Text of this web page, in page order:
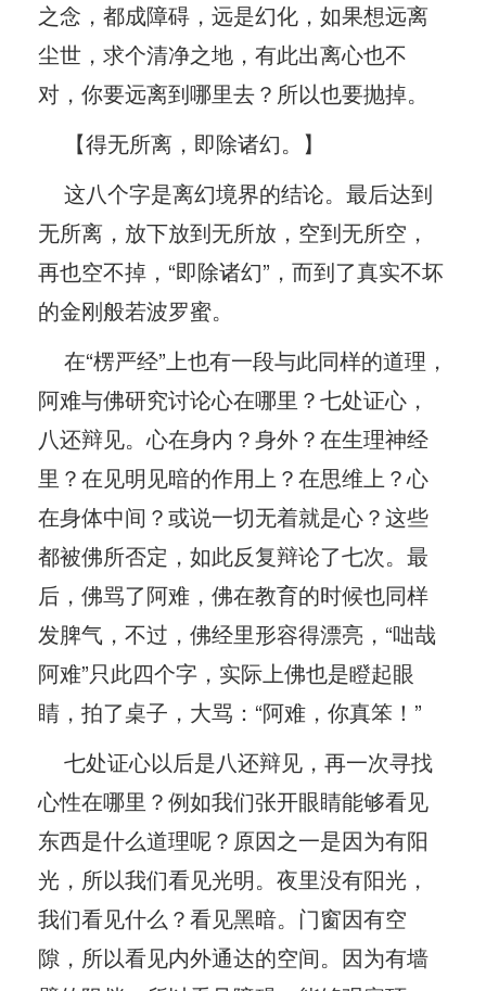
之念，都成障碍，远是幻化，如果想远离
尘世，求个清净之地，有此出离心也不
对，你要远离到哪里去？所以也要抛掉。
【得无所离，即除诸幻。】
这八个字是离幻境界的结论。最后达到
无所离，放下放到无所放，空到无所空，
再也空不掉，“即除诸幻”，而到了真实不坏
的金刚般若波罗蜜。
在“楞严经”上也有一段与此同样的道理，
阿难与佛研究讨论心在哪里？七处证心，
八还辩见。心在身内？身外？在生理神经
里？在见明见暗的作用上？在思维上？心
在身体中间？或说一切无着就是心？这些
都被佛所否定，如此反复辩论了七次。最
后，佛骂了阿难，佛在教育的时候也同样
发脾气，不过，佛经里形容得漂亮，“咄哉
阿难”只此四个字，实际上佛也是瞪起眼
睛，拍了桌子，大骂：“阿难，你真笨！”
七处证心以后是八还辩见，再一次寻找
心性在哪里？例如我们张开眼睛能够看见
东西是什么道理呢？原因之一是因为有阳
光，所以我们看见光明。夜里没有阳光，
我们看见什么？看见黑暗。门窗因有空
隙，所以看见内外通达的空间。因为有墙